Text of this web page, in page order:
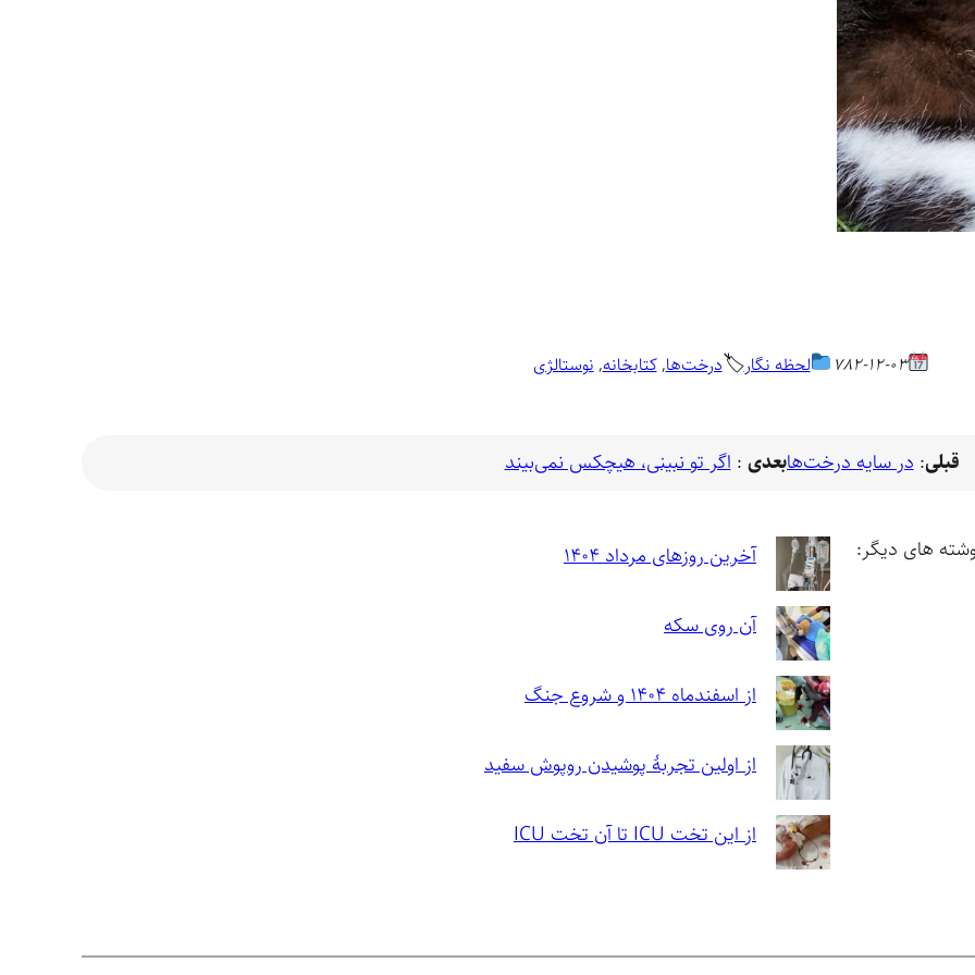
782-12-03 لحظه نگار🏷درخت‌ها, کتابخانه, نوستالژی
قبلی:در سایه درخت‌هابعدی :اگر تو نبینی، هیچکس نمی‌بیند
های دیگر: آخرین روزهای مرداد ۱۴۰۴
آن روی سکه
از اسفندماه ۱۴۰۴ و شروع جنگ
از اولین تجربهٔ پوشیدن روپوش سفید
از این تخت ICU تا آن تخت ICU